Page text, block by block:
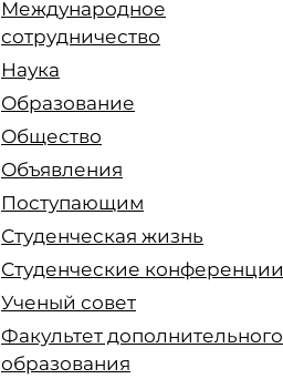
Международное
сотрудничество
Наука
Образование
Общество
Объявления
Поступающим
Студенческая жизнь
Студенческие конференции
Ученый совет
Факультет дополнительного
образования